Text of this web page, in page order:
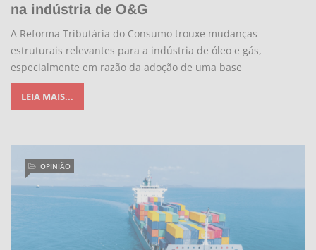
na indústria de O&G
A Reforma Tributária do Consumo trouxe mudanças
estruturais relevantes para a indústria de óleo e gás,
especialmente em razão da adoção de uma base
LEIA MAIS...
OPINIÃO